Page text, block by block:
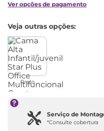
Ver opções de pagamento
Veja outras opções:
Preto
Serviço de
*Consulte cobertura